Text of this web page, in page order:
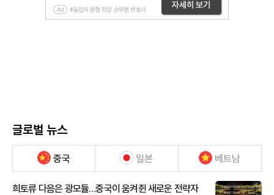
글로벌 뉴스
중국 일본 베트남
희토류 다음은 광모듈…중국이 움켜쥔 새로운 전략자